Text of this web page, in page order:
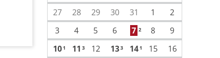
27
28 29 30 31 1
2
3
4 5 6 7 2 8
9
101 11 3 12 133 141 15
16